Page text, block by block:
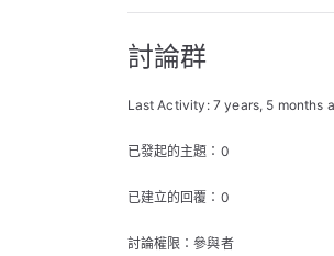
討論群
Last Activity: 7 years, 5 months
已發起的主題：0
已建立的回覆：0
討論權限：參與者